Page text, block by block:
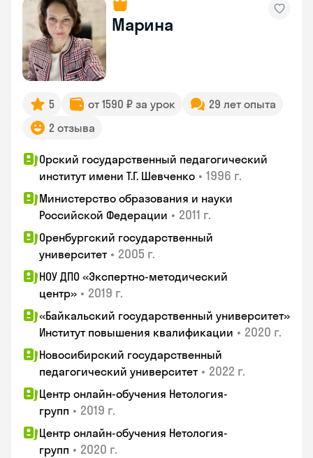
Марина
5 от 1590 ₽ за урок
29 лет опыта
2 отзыва
Орский государственный педагогический
институт имени Т.Г. Шевченко • 1996 г.
Министерство образования и науки
Российской Федерации • 2011 г.
Оренбургский государственный
университет • 2005 г.
НОУ ДПО «Экспертно-методический
центр» • 2019 г.
«Байкальский государственный университет»
Институт повышения квалификации • 2020 г.
Новосибирский государственный
педагогический университет • 2022 г.
Центр онлайн-обучения Нетология-
групп • 2019 г.
Центр онлайн-обучения Нетология-
групп • 2020 г.